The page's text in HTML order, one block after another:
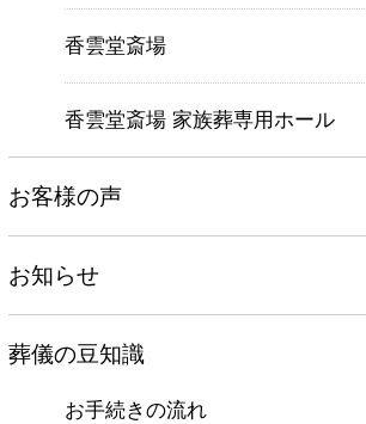
香雲堂斎場
香雲堂斎場 家族葬専用ホール
お客様の声
お知らせ
葬儀の豆知識
お手続きの流れ